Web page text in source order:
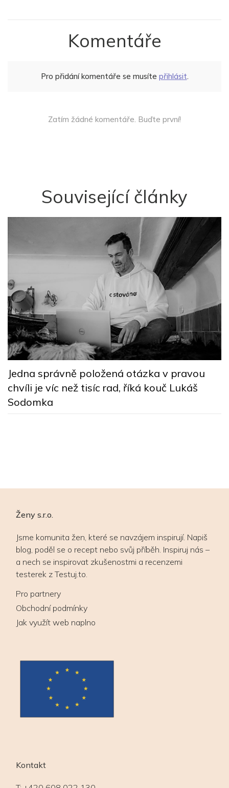
Komentáře
Pro přidání komentáře se musíte přihlásit.
Zatím žádné komentáře. Buďte první!
Související články
Jedna správně položená otázka v pravou
chvíli je víc než tisíc rad, říká kouč Lukáš
Sodomka
Ženy s.r.o.
Jsme komunita žen, které se navzájem inspirují. Napiš
blog, poděl se o recept nebo svůj příběh. Inspiruj nás –
a nech se inspirovat zkušenostmi a recenzemi
testerek z Testuj.to.
Pro partnery
Obchodní podmínky
Jak využít web naplno
Kontakt